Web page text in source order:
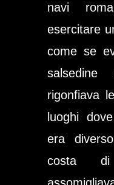
navi
esercitare
come se
rigonfiava
luoghi
era
costa